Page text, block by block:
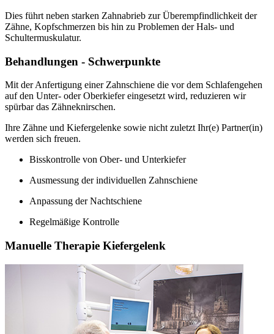
Dies führt neben starken Zahnabrieb zur Überempfindlichkeit der
Zähne, Kopfschmerzen bis hin zu Problemen der Hals- und
Schultermuskulatur.
Behandlungen - Schwerpunkte
Mit der Anfertigung einer Zahnschiene die vor dem Schlafengehen
auf den Unter- oder Oberkiefer eingesetzt wird, reduzieren wir
spürbar das Zähneknirschen.
Ihre Zähne und Kiefergelenke sowie nicht zuletzt Ihr(e) Partner(in)
werden sich freuen.
Bisskontrolle von Ober- und Unterkiefer
Ausmessung der individuellen Zahnschiene
Anpassung der Nachtschiene
Regelmäßige Kontrolle
Manuelle Therapie Kiefergelenk